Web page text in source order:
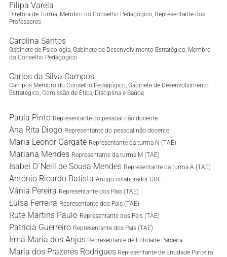
Filipa Varela
Diretora de Turma, Membro do Conselho Pedagógico, Representante dos
Professores
Carolina Santos
Gabinete de Psicologia, Gabinete de Desenvolvimento Estratégico, Membro
do Conselho Pedagógico
Carlos da Silva Campos
Campos Membro do Conselho Pedagógico, Gabinete de Desenvolvimento
Estratégico, Comissão de Ética, Disciplina e Saúde
Paula Pinto Representante do pessoal não docente
Ana Rita Diogo Representante do pessoal não docente
Maria Leonor Gargaté Representante da turma N (TAE)
Mariana Mendes Representante da turma M (TAE)
Isabel O´Neill de Sousa Mendes Representante da turma A (TAE)
António Ricardo Batista Antigo colaborador GDE
Vânia Pereira Representante dos Pais (TAE)
Luísa Ferreira Representante dos Pais (TAE)
Rute Martins Paulo Representante dos Pais (TAE)
Patrícia Guerreiro Representante dos Pais (TAE)
Irmã Maria dos Anjos Representante de Entidade Parceira
Maria dos Prazeres Rodrigues Representante de Entidade Parceira